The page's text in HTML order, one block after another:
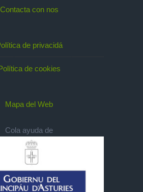
Contacta con nos
de privacidá
de cookies
Mapa del Web
Cola ayuda de